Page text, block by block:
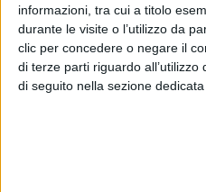
informazioni, tra cui a titolo
durante le visite o l’utilizzo da
clic per concedere o negare il
di terze parti riguardo
di seguito nella sezione